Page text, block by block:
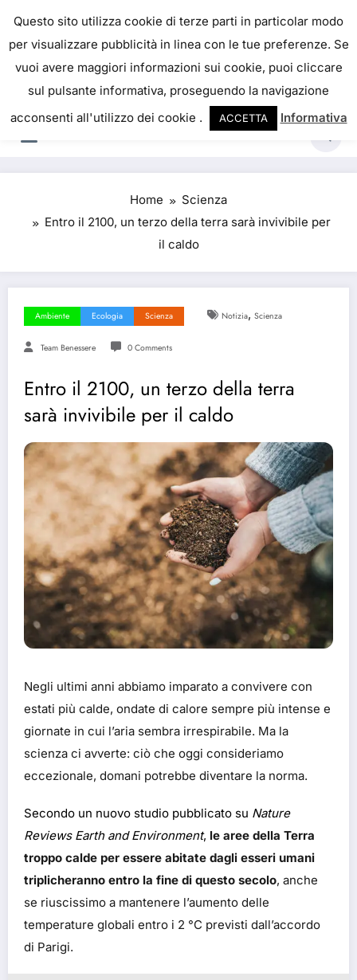
content
IL PORTALE DEL BENESSERE
La salute è come il denaro, non abbiamo mai una
vera idea del suo valore fino a quando la
perdiamo. Josh Billings
Home
Scienza
Entro il 2100, un terzo della terra sarà invivibile per
il caldo
Ambiente Ecologia Scienza Notizia, Scienza
Team Benessere 0 Comments
Entro il 2100, un terzo della terra
sarà invivibile per il caldo
Negli ultimi anni abbiamo imparato a convivere con
estati più calde, ondate di calore sempre più intense e
giornate in cui l’aria sembra irrespirabile. Ma la
scienza ci avverte: ciò che oggi consideriamo
eccezionale, domani potrebbe diventare la norma.
Secondo un nuovo studio pubblicato su Nature
Reviews Earth and Environment, le aree della Terra
troppo calde per essere abitate dagli esseri umani
triplicheranno entro la fine di questo secolo, anche
se riuscissimo a mantenere l’aumento delle
temperature globali entro i 2 °C previsti dall’accordo
di Parigi.
Questo sito utilizza cookie di terze parti in particolar modo
per visualizzare pubblicità in linea con le tue preferenze. Se
vuoi avere maggiori informazioni sui cookie, puoi cliccare
sul pulsante informativa, proseguendo la navigazione
acconsenti all'utilizzo dei cookie .
ACCETTA Informativa